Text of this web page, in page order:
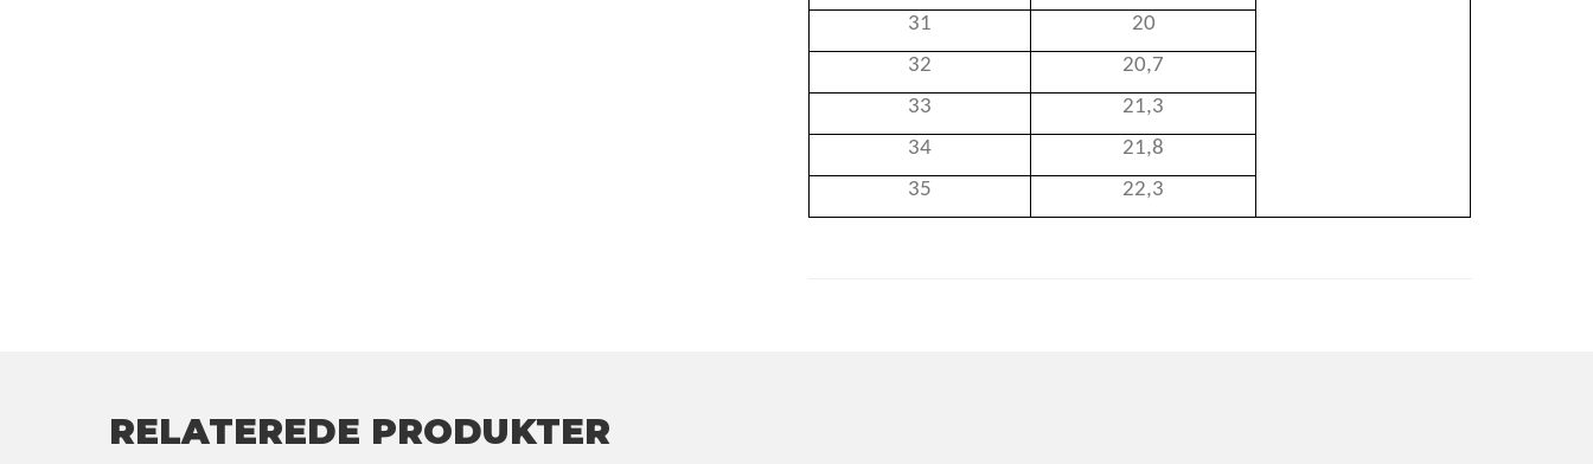
31
20
32
20,7
33
21,3
34
21,8
35
22,3
RELATEREDE PRODUKTER